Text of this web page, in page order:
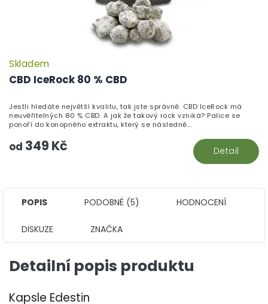
CBD IceRock 80 % CBD
Skladem
od 349 Kč Detail
Jestli hledáte největší kvalitu, tak jste správně. CBD IceRock má
neuvěřitelných 80 % CBD. A jak že takový rock vzniká? Palice se
ponoří do konopného extraktu, který se následně...
POPIS PODOBNÉ (5) HODNOCENÍ
DISKUZE ZNAČKA
Detailní popis produktu
Kapsle Edestin